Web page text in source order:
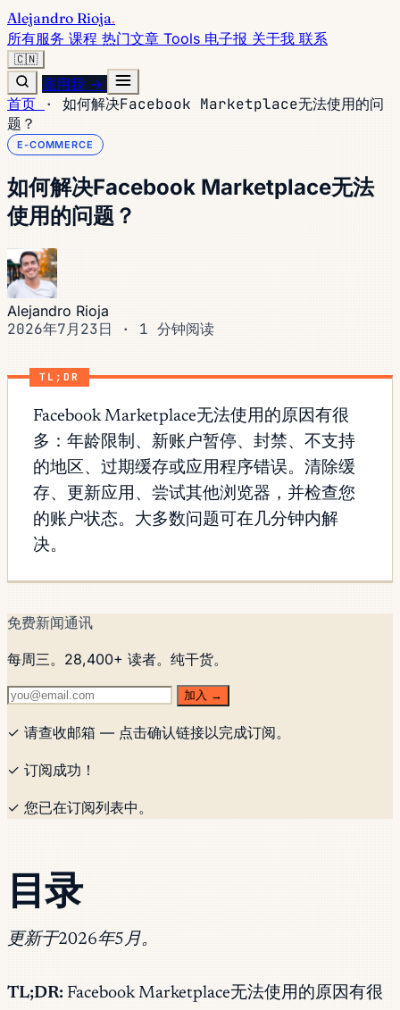
Alejandro Rioja.
所有服务 课程 热门文章 Tools 电子报 关于我 联系
🇨🇳
雇用我 →
首页 ·
如何解决Facebook Marketplace无法使用的问
题？
E-COMMERCE
如何解决Facebook Marketplace无法
使用的问题？
Alejandro Rioja
2026年7月23日 · 1 分钟阅读
TL;DR
Facebook Marketplace无法使用的原因有很
多：年龄限制、新账户暂停、封禁、不支持
的地区、过期缓存或应用程序错误。清除缓
存、更新应用、尝试其他浏览器，并检查您
的账户状态。大多数问题可在几分钟内解
决。
免费新闻通讯
每周三。28,400+ 读者。纯干货。
加入 →
✓ 请查收邮箱 — 点击确认链接以完成订阅。
✓ 订阅成功！
✓ 您已在订阅列表中。
目录
更新于2026年5月。
TL;DR: Facebook Marketplace无法使用的原因有很